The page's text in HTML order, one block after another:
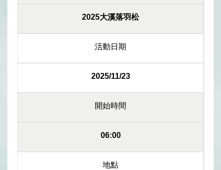
2025大溪落羽松
活動日期
2025/11/23
開始時間
06:00
地點